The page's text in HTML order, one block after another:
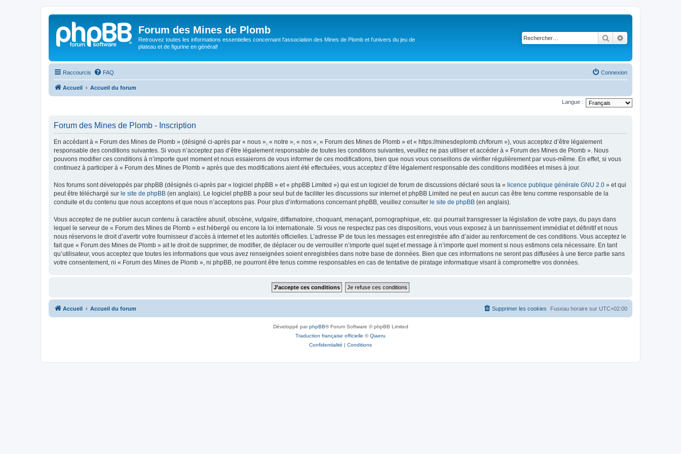
Forum des Mines de Plomb
Retrouvez toutes les informations essentielles concernant l'association des Mines de Plomb et l'univers du jeu de
plateau et de figurine en général!
Rechercher
Raccourcis FAQ Connexion
Accueil Accueil du forum
Langue :
Forum des Mines de Plomb - Inscription
En accédant à « Forum des Mines de Plomb » (désigné ci-après par « nous », « notre », « nos », « Forum des Mines de Plomb » et « https://minesdeplomb.ch/forum »), vous acceptez d’être légalement
responsable des conditions suivantes. Si vous n’acceptez pas d’être légalement responsable de toutes les conditions suivantes, veuillez ne pas utiliser et accéder à « Forum des Mines de Plomb ». Nous
pouvons modifier ces conditions à n’importe quel moment et nous essaierons de vous informer de ces modifications, bien que nous vous conseillons de vérifier régulièrement par vous-même. En effet, si vous
continuez à participer à « Forum des Mines de Plomb » après que des modifications aient été effectuées, vous acceptez d’être légalement responsable des conditions modifiées et mises à jour.
Nos forums sont développés par phpBB (désignés ci-après par « logiciel phpBB » et « phpBB Limited ») qui est un logiciel de forum de discussions déclaré sous la « licence publique générale GNU 2.0 » et qui
peut être téléchargé sur le site de phpBB (en anglais). Le logiciel phpBB a pour seul but de faciliter les discussions sur internet et phpBB Limited ne peut en aucun cas être tenu comme responsable de la
conduite et du contenu que nous acceptons et que nous n’acceptons pas. Pour plus d’informations concernant phpBB, veuillez consulter le site de phpBB (en anglais).
Vous acceptez de ne publier aucun contenu à caractère abusif, obscène, vulgaire, diffamatoire, choquant, menaçant, pornographique, etc. qui pourrait transgresser la législation de votre pays, du pays dans
lequel le serveur de « Forum des Mines de Plomb » est hébergé ou encore la loi internationale. Si vous ne respectez pas ces dispositions, vous vous exposez à un bannissement immédiat et définitif et nous
nous réservons le droit d’avertir votre fournisseur d’accès à internet et les autorités officielles. L’adresse IP de tous les messages est enregistrée afin d’aider au renforcement de ces conditions. Vous acceptez le
fait que « Forum des Mines de Plomb » ait le droit de supprimer, de modifier, de déplacer ou de verrouiller n’importe quel sujet et message à n’importe quel moment si nous estimons cela nécessaire. En tant
qu’utilisateur, vous acceptez que toutes les informations que vous avez renseignées soient enregistrées dans notre base de données. Bien que ces informations ne seront pas diffusées à une tierce partie sans
votre consentement, ni « Forum des Mines de Plomb », ni phpBB, ne pourront être tenus comme responsables en cas de tentative de piratage informatique visant à compromettre vos données.
Accueil Accueil du forum Fuseau horaire sur UTC+02:00
Supprimer les cookies
Développé parphpBB® Forum Software © phpBB Limited
Traduction française officielle ©Qiaeru
Confidentialité | Conditions